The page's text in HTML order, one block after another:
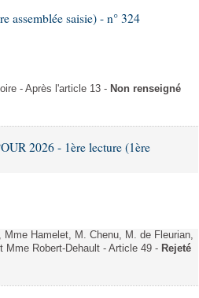
assemblée saisie) - n° 324
- Après l'article 13 - Non renseigné
2026 - 1ère lecture (1ère
Hamelet, M. Chenu, M. de Fleurian,
Robert-Dehault - Article 49 - Rejeté